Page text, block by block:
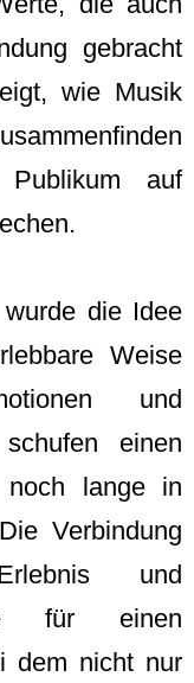
gebracht
wie Musik
auf
die Idee
Weise
und
einen
noch lange in
Verbindung
und
für einen
dem nicht nur